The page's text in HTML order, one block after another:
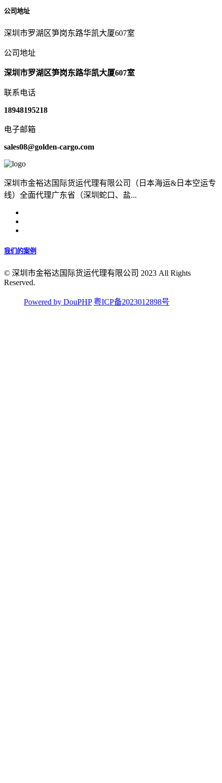
公司地址
深圳市罗湖区笋岗东路华凯大厦607室
公司地址
深圳市罗湖区笋岗东路华凯大厦607室
联系电话
18948195218
电子邮箱
sales08@golden-cargo.com
深圳市金裕达国际货运代理有限公司（日本海运&日本空运专
线）全面代理广东省（深圳蛇口、盐...
我们的案例
© 深圳市金裕达国际货运代理有限公司 2023 All Rights
Reserved.
Powered by DouPHP 粤ICP备2023012898号